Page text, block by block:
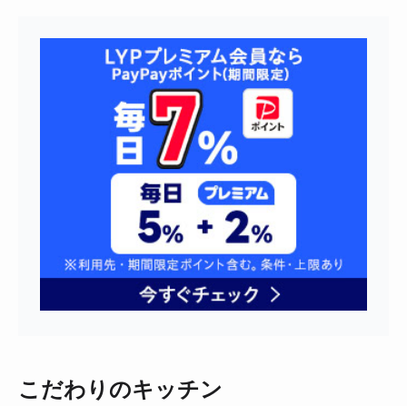
こだわりのキッチン